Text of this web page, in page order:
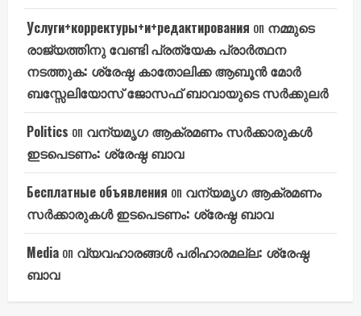
Услуги+корректуры+и+редактирования on നമ്മുടെ
രാജ്യത്തിനു വേണ്ടി പ്രത്യേക പ്രാർത്ഥന
നടത്തുക: ശ്രേഷ്ഠ കാതോലിക്ക ആബൂൻ മോർ
ബസ്സേലിയോസ് ജോസഫ് ബാവായുടെ സർക്കുലർ
Politics on വന്യമൃഗ ആക്രമണം സർക്കാരുകൾ
ഇടപെടണം: ശ്രേഷ്ഠ ബാവ
Бесплатные объявления on വന്യമൃഗ ആക്രമണം
സർക്കാരുകൾ ഇടപെടണം: ശ്രേഷ്ഠ ബാവ
Media on വ്യവഹാരങ്ങൾ പരിഹാരമല്ല: ശ്രേഷ്ഠ
ബാവ